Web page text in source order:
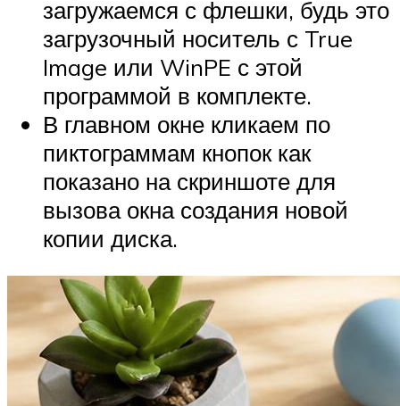
загружаемся с флешки, будь это
загрузочный носитель с True
Image или WinPE с этой
программой в комплекте.
В главном окне кликаем по
пиктограммам кнопок как
показано на скриншоте для
вызова окна создания новой
копии диска.